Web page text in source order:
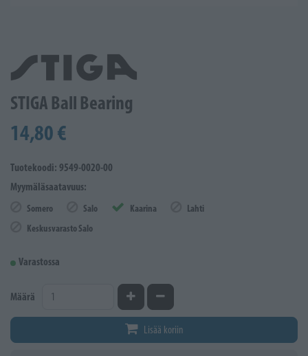
STIGA Ball Bearing
14,80 €
Tuotekoodi: 9549-0020-00
Myymäläsaatavuus:
Somero Salo Kaarina
Lahti
Keskusvarasto Salo
Varastossa
Määrä Kasvata määrääVähennä määrää
Lisää koriin